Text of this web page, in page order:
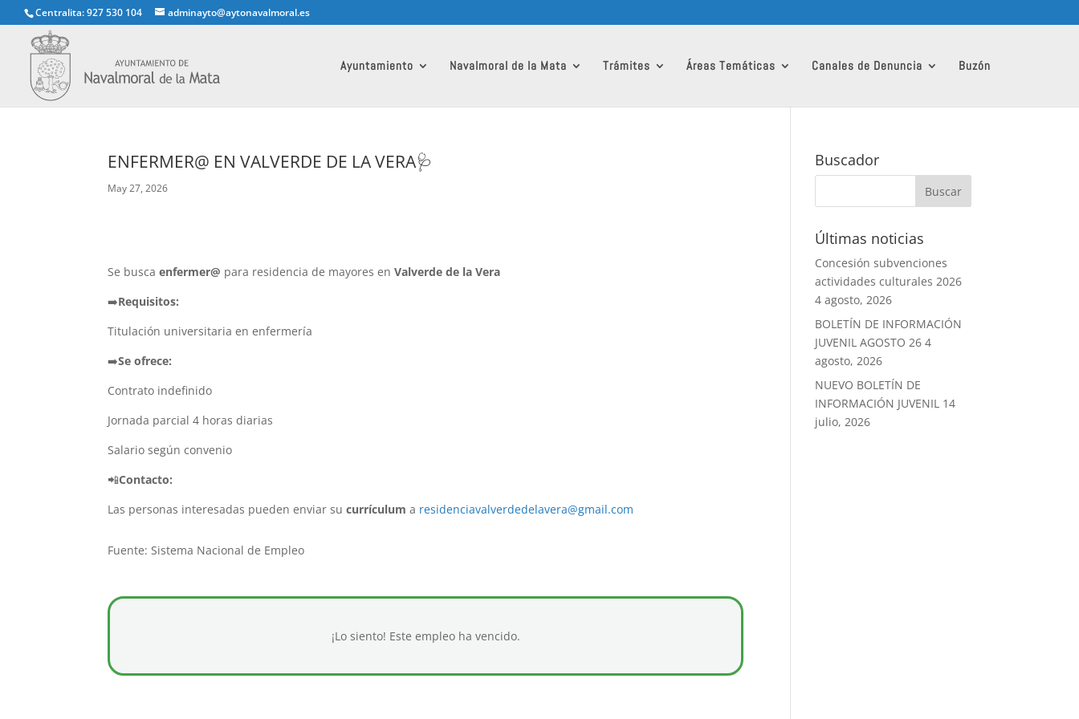
Centralita: 927 530 104 adminayto@aytonavalmoral.es
Ayuntamiento Navalmoral de la Mata Trámites Áreas Temáticas Canales de Denuncia Buzón
ENFERMER@ EN VALVERDE DE LA VERA🩺
May 27, 2026
Se buscaenfermer@ para residencia de mayores enValverde de la Vera
➡️Requisitos:
Titulación universitaria en enfermería
➡️Se ofrece:
Contrato indefinido
Jornada parcial 4 horas diarias
Salario según convenio
📲Contacto:
Las personas interesadas pueden enviar sucurrículuma residenciavalverdedelavera@gmail.com
Fuente: Sistema Nacional de Empleo
¡Lo siento! Este empleo ha vencido.
Buscador
Últimas noticias
Concesión subvenciones
actividades culturales 2026
4 agosto, 2026
BOLETÍN DE INFORMACIÓN
JUVENIL AGOSTO 26 4
agosto, 2026
NUEVO BOLETÍN DE
INFORMACIÓN JUVENIL 14
julio, 2026